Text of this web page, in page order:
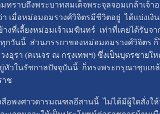
าบถึงพระบาทสมเด็จพระจุลจอมเกล้าเจ้า
เมื่อหม่อมอมรวงศ์วิจิตรมีชีวิตอยู่ ได้แบ่งเงิ
งที่เลี้ยงหม่อมเจ้าเมฆินทร์ เท่าที่เคยได้รับ
ทุกวันนี้ ส่วนภรรยาของหม่อมอมรวงศ์วิจิตร
อุรา (คเนจร ณ กรุงเทพฯ) ซึ่งเป็นบุตรชาย
ยู่หัวในรัชกาลปัจจุบันนี้ ก็ทรงพระกรุณาชุบเก
าช
งศาวดารมณฑลอีสานนี้ ไม่ได้มีผู้ใดสั่งให้หม่